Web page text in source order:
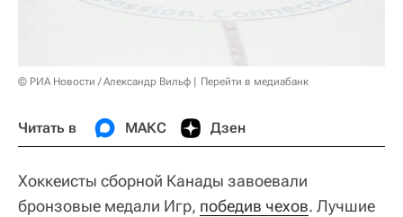
© РИА Новости / Александр Вильф Перейти в медиабанк
Читать в МАКС Дзен
Хоккеисты сборной Канады завоевали
бронзовые медали Игр, победив чехов. Лучшие